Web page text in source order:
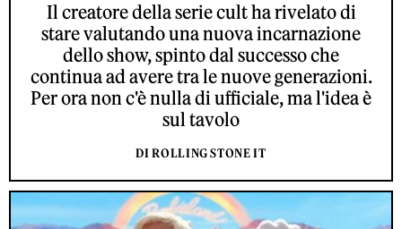
Il creatore della serie cult ha rivelato di
stare valutando una nuova incarnazione
dello show, spinto dal successo che
continua ad avere tra le nuove generazioni.
Per ora non c'è nulla di ufficiale, ma l'idea è
sul tavolo
DI ROLLING STONE IT